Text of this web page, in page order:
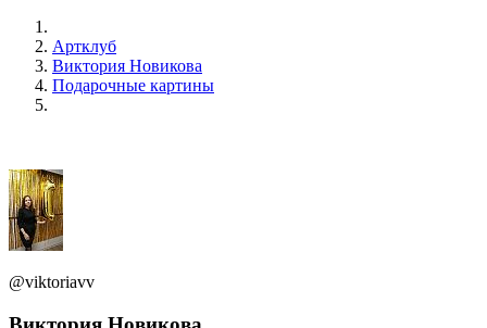
Артклуб
Виктория Новикова
Подарочные картины
@viktoriavv